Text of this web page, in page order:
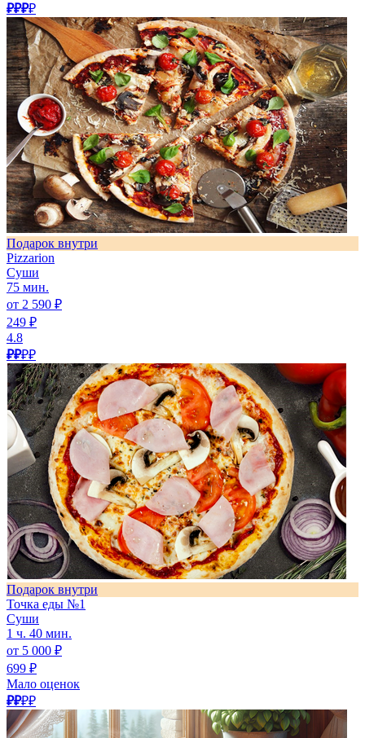
₽₽₽₽
Подарок внутри
Pizzarion
Суши
75 мин.
от 2 590 ₽
249 ₽
4.8
₽₽₽₽
Подарок внутри
Точка еды №1
Суши
1 ч. 40 мин.
от 5 000 ₽
699 ₽
Мало оценок
₽₽₽₽